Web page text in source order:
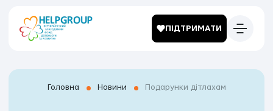
ПІДТРИМАТИ
Головна Новини Подарунки дітлахам